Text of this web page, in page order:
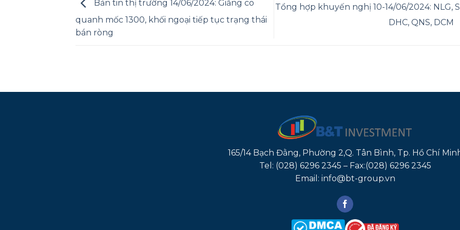
Bản tin thị trường 14/06/2024: Giằng co
quanh mốc 1300, khối ngoại tiếp tục trạng thái
bán ròng
Tổng hợp khuyến nghị 10-14/06/2024: NLG,
DHC, QNS, DCM
165/14 Bạch Đằng, Phường 2,Q. Tân Bình, Tp. Hồ Chí
Tel: (028) 6296 2345 – Fax:(028) 6296 2345
Email: info@bt-group.vn